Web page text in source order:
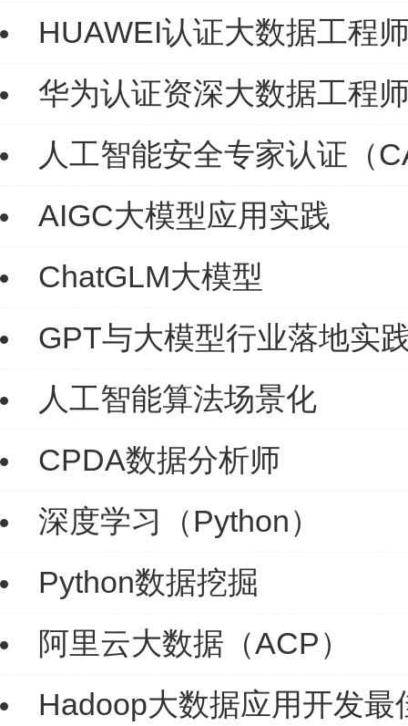
HUAWEI认证大数据工程
华为认证资深大数据工程
人工智能安全专家认证（
AIGC大模型应用实践
ChatGLM大模型
GPT与大模型行业落地实
人工智能算法场景化
CPDA数据分析师
深度学习（Python）
Python数据挖掘
阿里云大数据（ACP）
Hadoop大数据应用开发最